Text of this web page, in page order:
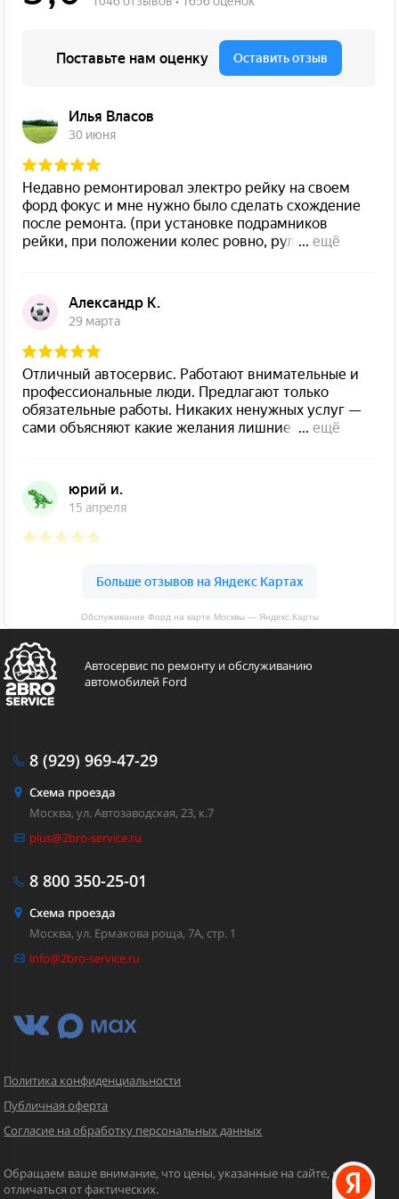
Обслуживание Форд на карте Москвы — Яндекс.Карты
Автосервис по ремонту и обслуживанию
автомобилей Ford
8 (929) 969-47-29
Схема проезда
Москва, ул. Автозаводская, 23, к.7
plus@2bro-service.ru
8 800 350-25-01
Схема проезда
Москва, ул. Ермакова роща, 7А, стр. 1
info@2bro-service.ru
Политика конфиденциальности
Публичная оферта
Согласие на обработку персональных данных
Обращаем ваше внимание, что цены, указанные на сайте, могут
отличаться от фактических.